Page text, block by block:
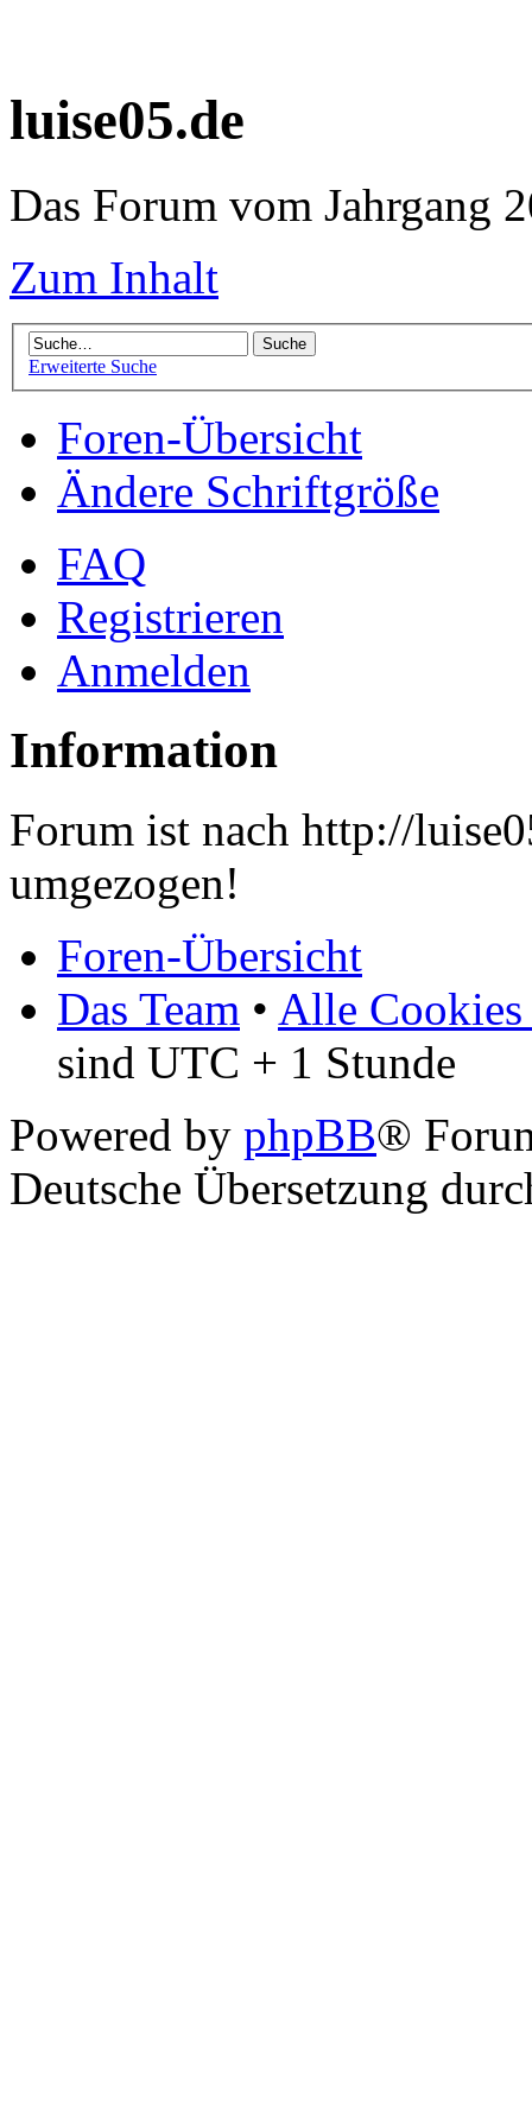
luise05.de
Das Forum vom Jahrgang
Zum Inhalt
Erweiterte Suche
Foren-Übersicht
Ändere Schriftgröße
FAQ
Registrieren
Anmelden
Information
Forum ist nach http://
umgezogen!
Foren-Übersicht
Das Team • Alle Cookies
sind UTC + 1 Stunde
Powered by phpBB®
Deutsche Übersetzung